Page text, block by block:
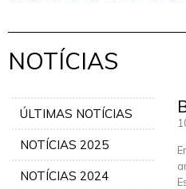
NOTÍCIAS
ÚLTIMAS NOTÍCIAS
NOTÍCIAS 2025
NOTÍCIAS 2024